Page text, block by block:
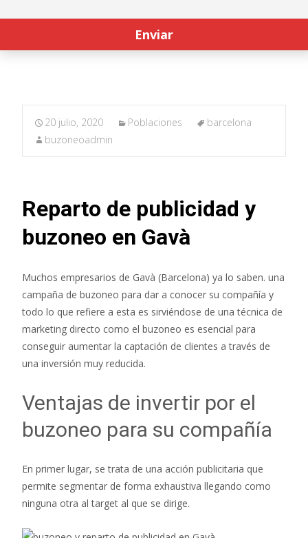
20 julio, 2020 Poblaciones
barcelona
buzoneoadmin
Reparto de publicidad y
buzoneo en Gavà
Muchos empresarios de Gavà (Barcelona) ya lo saben. una
campaña de buzoneo para dar a conocer su compañía y
todo lo que refiere a esta es sirviéndose de una técnica de
marketing directo como el buzoneo es esencial para
conseguir aumentar la captación de clientes a través de
una inversión muy reducida.
Ventajas de invertir por el
buzoneo para su compañía
En primer lugar, se trata de una acción publicitaria que
permite segmentar de forma exhaustiva llegando como
ninguna otra al target al que se dirige.